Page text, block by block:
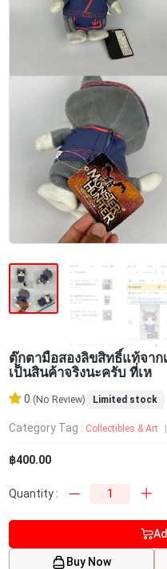
ตุ๊กตามือสองลิขสิทธิ์แท้จาก
เป็นสินค้าจริงนะครับ ที่เห
0 (No Review) Limited stock
Category Tag : Collectibles & Art
฿400.00
Quantity :
Buy Now